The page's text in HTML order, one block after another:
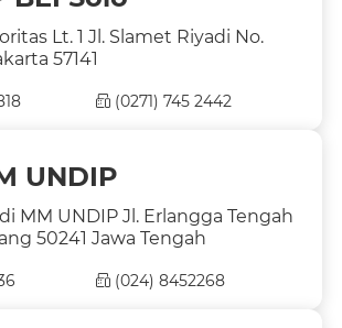
Lt. 1 Jl. Slamet Riyadi No.
57141
(0271) 745 2442
UNDIP
MM UNDIP Jl. Erlangga Tengah
50241 Jawa Tengah
(024) 8452268